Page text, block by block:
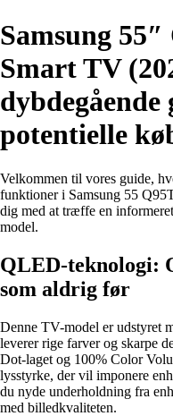
Samsung
Smart TV
potentielle
Velkommen til vores guide,
funktioner i Samsung 55
dig med at træffe en
model.
QLED-teknologi:
som aldrig før
Denne TV-model er udstyret
leverer rige farver og skarpe
Dot-laget og 100% Color
lysstyrke, der vil imponere
du nyde underholdning fra
med billedkvaliteten.